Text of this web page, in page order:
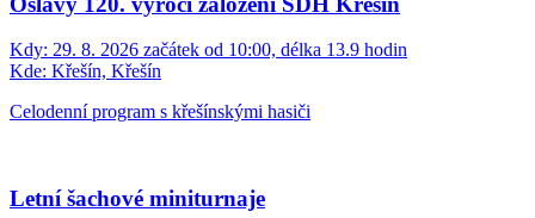
Kdy: 29. 8. 2026 začátek od 10:00, délka 13.9 hodin
Kde: Křešín, Křešín
Celodenní program s křešínskými hasiči
Letní šachové miniturnaje